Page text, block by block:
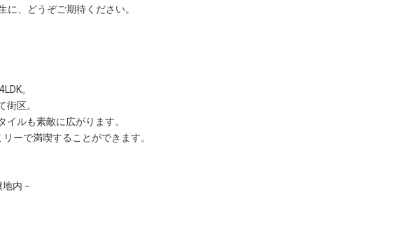
、どうぞご期待ください。
。
区。
ルも素敵に広がります。
ーで満喫することができます。
内－